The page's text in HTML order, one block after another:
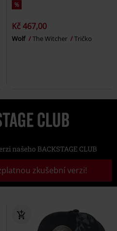
%
Kč 467,00
Wolf The Witcher Tričko
našeho BACKSTAGE CLUB
zkušební verzi!